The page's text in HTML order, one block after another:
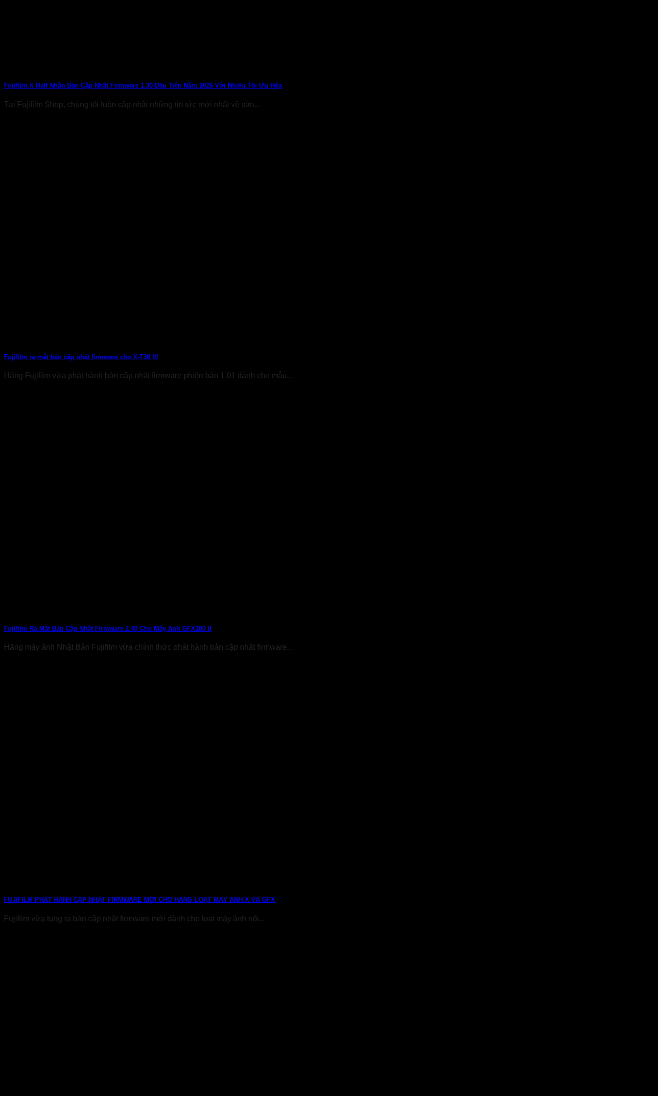
Fujifilm X Half Nhận Bản Cập Nhật Firmware 1.30 Đầu Tiên Năm 2026 Với Nhiều Tối Ưu Hóa
Tại Fujifilm Shop, chúng tôi luôn cập nhật những tin tức mới nhất về sản...
Fujifilm ra mắt bản cập nhật firmware cho X-T30 III
Hãng Fujifilm vừa phát hành bản cập nhật firmware phiên bản 1.01 dành cho mẫu...
Fujifilm Ra Mắt Bản Cập Nhật Firmware 2.40 Cho Máy Ảnh GFX100 II
Hãng máy ảnh Nhật Bản Fujifilm vừa chính thức phát hành bản cập nhật firmware...
FUJIFILM PHÁT HÀNH CẬP NHẬT FIRMWARE MỚI CHO HÀNG LOẠT MÁY ẢNH X VÀ GFX
Fujifilm vừa tung ra bản cập nhật firmware mới dành cho loạt máy ảnh nổi...